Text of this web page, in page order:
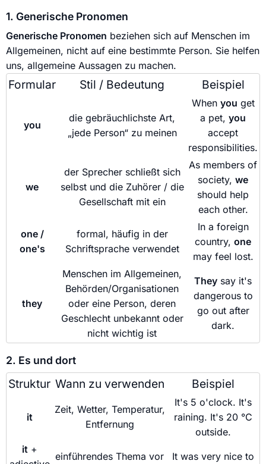
1. Generische Pronomen
Generische Pronomen beziehen sich auf Menschen im
Allgemeinen, nicht auf eine bestimmte Person. Sie helfen
uns, allgemeine Aussagen zu machen.
Formular Stil / Bedeutung Beispiel
you
die gebräuchlichste Art,
„jede Person“ zu meinen
When you get
a pet, you
accept
responsibilities.
we
der Sprecher schließt sich
selbst und die Zuhörer / die
Gesellschaft mit ein
As members of
society, we
should help
each other.
one /
one's
formal, häufig in der
Schriftsprache verwendet
In a foreign
country, one
may feel lost.
they
Menschen im Allgemeinen,
Behörden/Organisationen
oder eine Person, deren
Geschlecht unbekannt oder
nicht wichtig ist
They say it's
dangerous to
go out after
dark.
2. Es und dort
Struktur Wann zu verwenden Beispiel
it
Zeit, Wetter, Temperatur,
Entfernung
It's 5 o'clock. It's
raining. It's 20 °C
outside.
it +
einführendes Thema vor
It was very nice to